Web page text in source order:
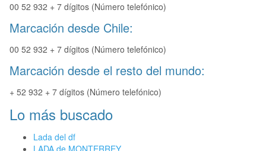
00 52 932 + 7 dígitos (Número telefónico)
Marcación desde Chile:
00 52 932 + 7 dígitos (Número telefónico)
Marcación desde el resto del mundo:
+ 52 932 + 7 dígitos (Número telefónico)
Lo más buscado
Lada del df